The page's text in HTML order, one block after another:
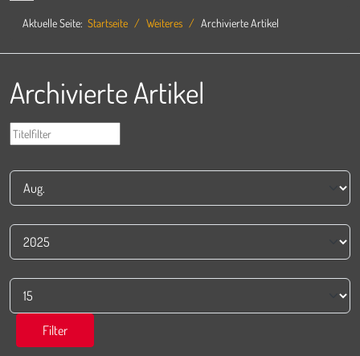
Aktuelle Seite: Startseite Weiteres Archivierte Artikel
Archivierte Artikel
Filter
Titelfilter
Filter